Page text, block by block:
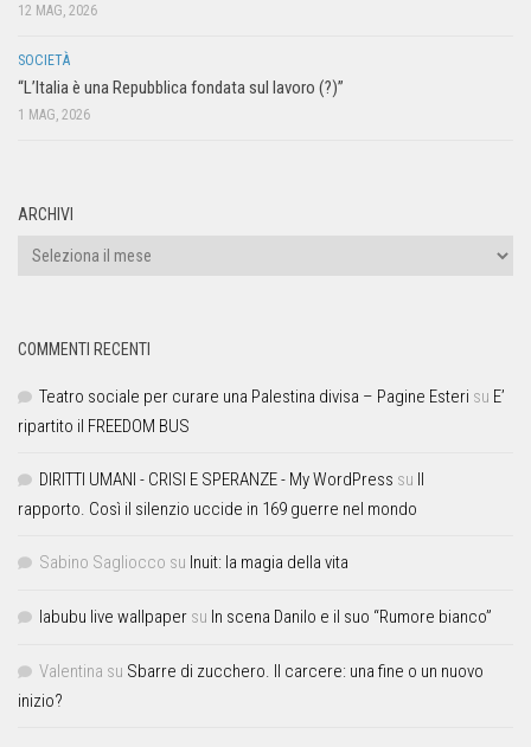
12 MAG, 2026
SOCIETÀ
“L’Italia è una Repubblica fondata sul lavoro (?)”
1 MAG, 2026
ARCHIVI
COMMENTI RECENTI
Teatro sociale per curare una Palestina divisa – Pagine Esteri su E’
ripartito il FREEDOM BUS
DIRITTI UMANI - CRISI E SPERANZE - My WordPress su Il
rapporto. Così il silenzio uccide in 169 guerre nel mondo
Sabino Sagliocco su Inuit: la magia della vita
labubu live wallpaper su In scena Danilo e il suo “Rumore bianco”
Valentina su Sbarre di zucchero. Il carcere: una fine o un nuovo
inizio?